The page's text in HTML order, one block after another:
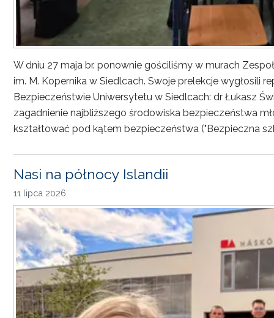
W dniu 27 maja br. ponownie gościliśmy w murach
im. M. Kopernika w Siedlcach. Swoje prelekcje wygłosili
Bezpieczeństwie Uniwersytetu w Siedlcach: dr Łukasz
zagadnienie najbliższego środowiska bezpieczeństwa
kształtować pod kątem bezpieczeństwa ("Bezpieczna
Nasi na północy Islandii
11 lipca 2026